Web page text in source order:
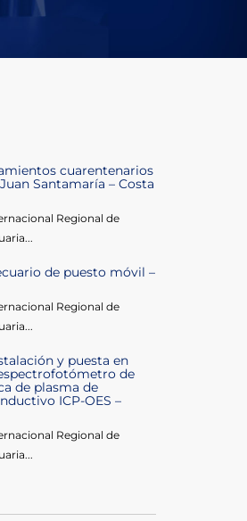
cuarentenarios
Santamaría – Costa
Regional de
de puesto móvil –
Regional de
y puesta en
de
de plasma de
ICP-OES –
Regional de